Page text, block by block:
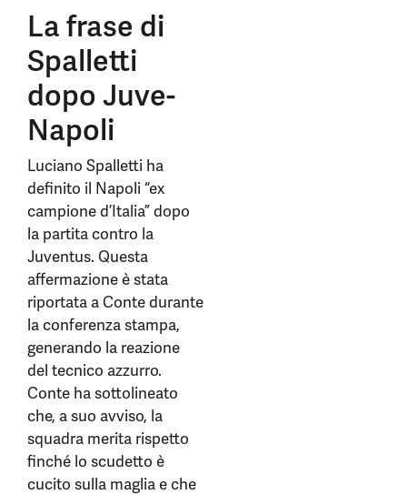
La frase di
Spalletti
dopo Juve-
Napoli
Luciano Spalletti ha
definito il Napoli “ex
campione d’Italia” dopo
la partita contro la
Juventus. Questa
affermazione è stata
riportata a Conte durante
la conferenza stampa,
generando la reazione
del tecnico azzurro.
Conte ha sottolineato
che, a suo avviso, la
squadra merita rispetto
finché lo scudetto è
cucito sulla maglia e che